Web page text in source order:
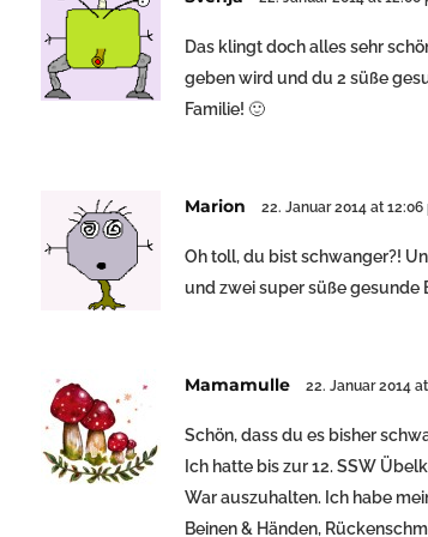
Das klingt doch alles sehr
geben wird und du 2 süße
Familie! 🙂
Marion 22. Januar 2014 at 12:06
Oh toll, du bist schwanger?!
und zwei super süße gesunde
Mamamulle 22. Januar 2014
Schön, dass du es bisher
Ich hatte bis zur 12. SSW
War auszuhalten. Ich habe
Beinen & Händen,